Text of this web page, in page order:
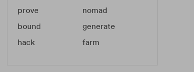
prove
nomad
bound
generate
hack
farm